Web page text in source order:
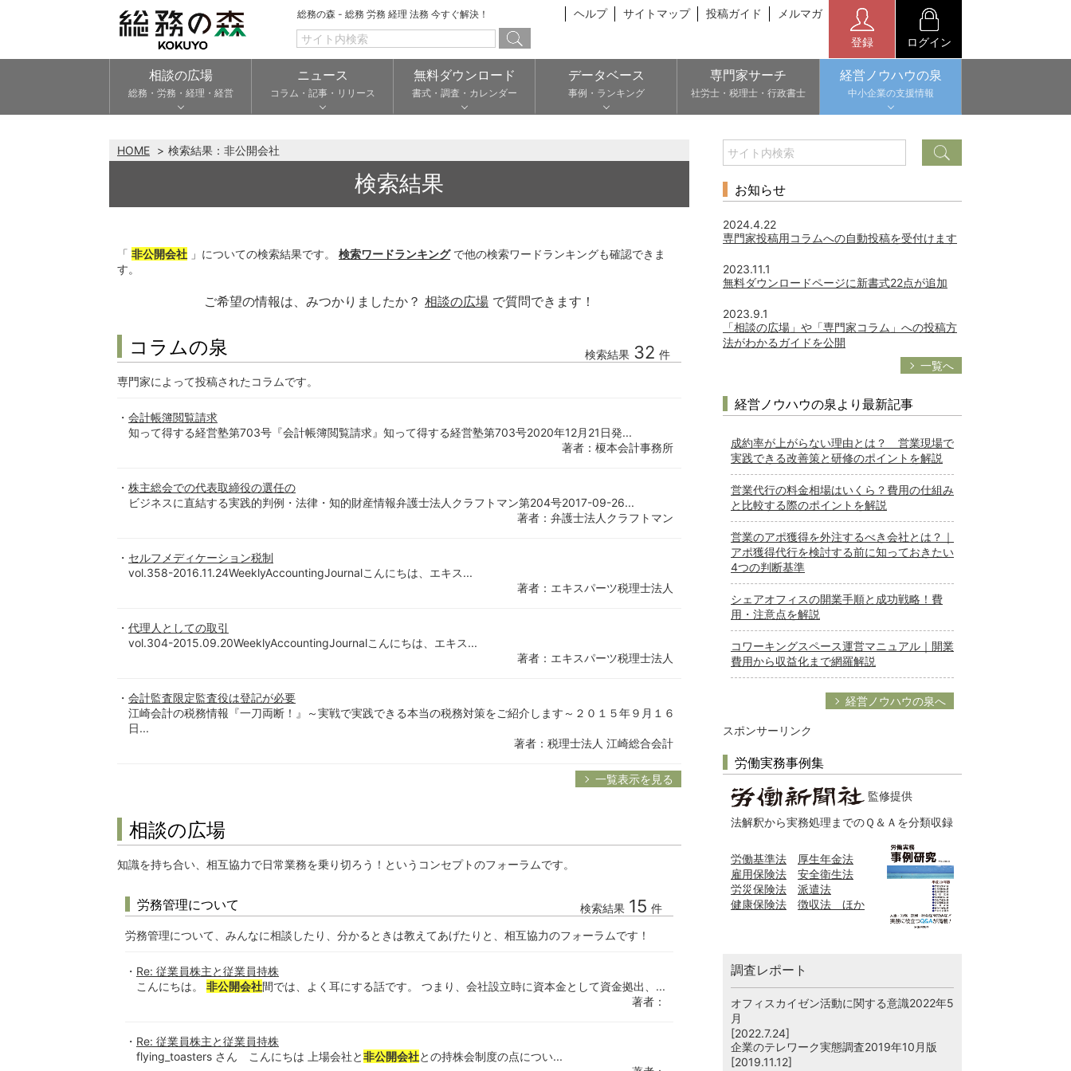
総務の森 - 総務 労務 経理 法務 今すぐ解決！ ヘルプ サイトマップ 投稿ガイド メルマガ
登録 ログイン
相談の広場
総務・労務・経理・経営
ニュース
コラム・記事・リリース
無料ダウンロード
書式・調査・カレンダー
データベース
事例・ランキング
専門家サーチ
社労士・税理士・行政書士
経営ノウハウの泉
中小企業の支援情報
HOME 検索結果： 非公開会社
検索結果
「 非公開会社 」についての検索結果です。 検索ワードランキングで他の検索ワードランキングも確認できま
す。
ご希望の情報は、みつかりましたか？ 相談の広場 で質問できます！
コラムの泉 検索結果 32 件
専門家によって投稿されたコラムです。
会計帳簿閲覧請求
知って得する経営塾第703号『会計帳簿閲覧請求』知って得する経営塾第703号2020年12月21日発...
著者：榎本会計事務所
株主総会での代表取締役の選任の
ビジネスに直結する実践的判例・法律・知的財産情報弁護士法人クラフトマン第204号2017-09-26...
著者：弁護士法人クラフトマン
セルフメディケーション税制
vol.358-2016.11.24WeeklyAccountingJournalこんにちは、エキス...
著者：エキスパーツ税理士法人
代理人としての取引
vol.304-2015.09.20WeeklyAccountingJournalこんにちは、エキス...
著者：エキスパーツ税理士法人
会計監査限定監査役は登記が必要
江崎会計の税務情報『一刀両断！』～実戦で実践できる本当の税務対策をご紹介します～２０１５年９月１６
日...
著者：税理士法人 江崎総合会計
一覧表示を見る
相談の広場
知識を持ち合い、相互協力で日常業務を乗り切ろう！というコンセプトのフォーラムです。
労務管理について 検索結果 15 件
労務管理について、みんなに相談したり、分かるときは教えてあげたりと、相互協力のフォーラムです！
Re: 従業員株主と従業員持株
こんにちは。 非公開会社間では、よく耳にする話です。 つまり、会社設立時に資本金として資金拠出、...
著者：
Re: 従業員株主と従業員持株
flying_toasters さん こんにちは 上場会社と非公開会社との持株会制度の点につい...
お知らせ
2024.4.22
専門家投稿用コラムへの自動投稿を受付けます
2023.11.1
無料ダウンロードページに新書式22点が追加
2023.9.1
「相談の広場」や「専門家コラム」への投稿方
法がわかるガイドを公開
一覧へ
経営ノウハウの泉より最新記事
成約率が上がらない理由とは？ 営業現場で
実践できる改善策と研修のポイントを解説
営業代行の料金相場はいくら？費用の仕組み
と比較する際のポイントを解説
営業のアポ獲得を外注するべき会社とは？｜
アポ獲得代行を検討する前に知っておきたい
4つの判断基準
シェアオフィスの開業手順と成功戦略！費
用・注意点を解説
コワーキングスペース運営マニュアル｜開業
費用から収益化まで網羅解説
経営ノウハウの泉へ
スポンサーリンク
労働実務事例集
監修提供
法解釈から実務処理までのＱ＆Ａを分類収録
労働基準法
厚生年金法
雇用保険法
安全衛生法
労災保険法
派遣法
健康保険法
徴収法 ほか
調査レポート
オフィスカイゼン活動に関する意識2022年5
月
[2022.7.24]
企業のテレワーク実態調査2019年10月版
[2019.11.12]